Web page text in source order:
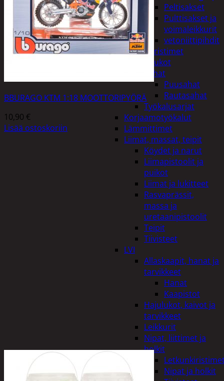
Peltisakset
Pulttisakset ja
voimaleikkurit
vetoniittipihdit
Puristimet
Puukot
Sahat
Puusahat
Rautasahat
Työkalusarjat
Korjaamotyökalut
Lämmittimet
Liimat, massat, teipit
Köydet ja narut
Liimapistoolit ja
puikot
Liimat ja lukitteet
Rasvaprässit,
massa ja
uretaanipistoolit
Teipit
Tiivisteet
LVI
Allaskaapit, hanat ja
tarvikkeet
Hanat
Kaapistot
Hajulukot, kaivot ja
tarvikkeet
Leikkurit
Nipat, liittimet ja
holkit
Nipat ja holkit
BBURAGO KTM 1:18 MOOTTORIPYÖRÄ
10,90 €
Lisää ostoskoriin